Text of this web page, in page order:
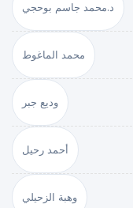
د.محمد جاسم بوحجي
محمد الماغوط
وديع جبر
أحمد رحيل
وهبة الزحيلي